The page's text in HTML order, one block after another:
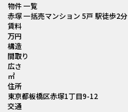
物件 一覧
赤塚 一括売マンション 5戸 駅徒歩2分
賃料
万円
構造
間取り
広さ
㎡
住所
東京都板橋区赤塚1丁目9-12
交通